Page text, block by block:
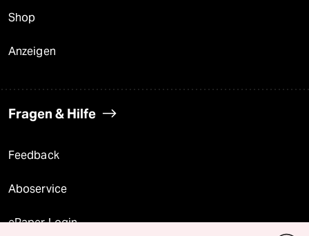
Shop
Anzeigen
Fragen & Hilfe
Feedback
Aboservice
ePaper Login